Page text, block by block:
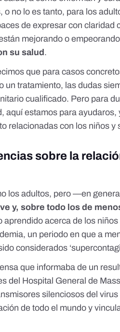
o no lo es tanto, para los
de expresar con claridad
mejorando o
su salud .
que para casos
un tratamiento, las dudas
cualificado. Pero para
aquí estamos para ayudaros,
relacionadas con los niños y
sobre la
los adultos, pero —en
y, sobre todo los de
aprendido acerca de los
un periodo en que a
considerados
que informaba de un
del Hospital General de
silenciosos del
de todo el mundo y